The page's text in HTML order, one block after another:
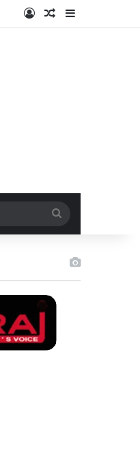
Log InRandom Article
Sidebar
for